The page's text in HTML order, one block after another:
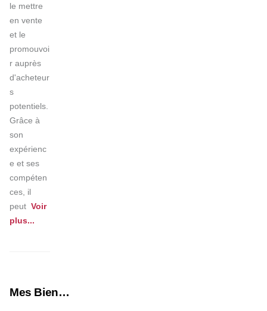
le mettre
en vente
et le
promouvoi
r auprès
d'acheteur
s
potentiels.
Grâce à
son
expérienc
e et ses
compéten
ces, il
peut
Voir
plus...
Mes Biens